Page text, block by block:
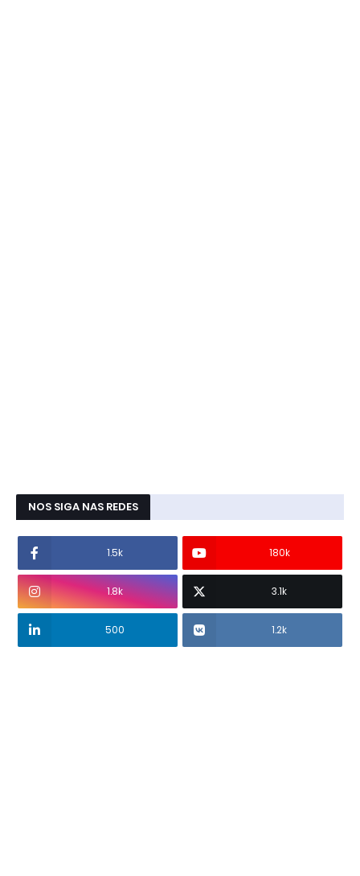
NOS SIGA NAS REDES
1.5k 180k
1.8k 3.1k
500 1.2k